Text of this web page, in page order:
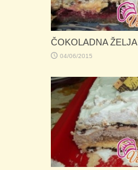
ČOKOLADNA ŽELJA
04/06/2015